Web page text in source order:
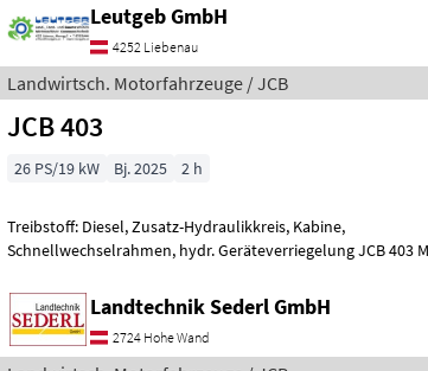
Leutgeb GmbH
4252 Liebenau
Landwirtsch. Motorfahrzeuge / JCB
JCB 403
26 PS/19 kW Bj. 2025 2 h
Treibstoff: Diesel, Zusatz-Hydraulikkreis, Kabine,
Schnellwechselrahmen, hydr. Geräteverriegelung JCB 403 MIT
Landtechnik Sederl GmbH
2724 Hohe Wand